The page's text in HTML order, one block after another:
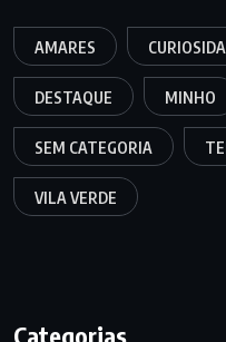
AMARES
DESTAQUE MINHO
SEM CATEGORIA
VILA VERDE
Categorias